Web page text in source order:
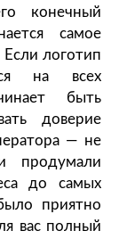
конечный
самое
Если логотип
на всех
быть
доверие
— не
продумали
до самых
приятно
вас полный